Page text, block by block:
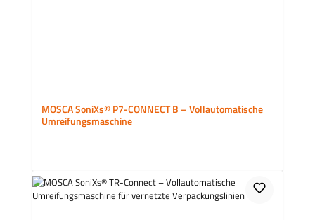
MOSCA SoniXs® P7-CONNECT B – Vollautomatische
Umreifungsmaschine